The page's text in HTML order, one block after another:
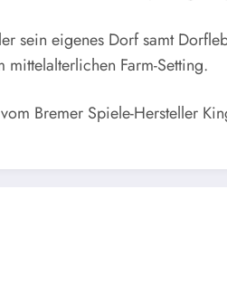
sein eigenes Dorf samt
Farm-Setting.
Bremer Spiele-Hersteller